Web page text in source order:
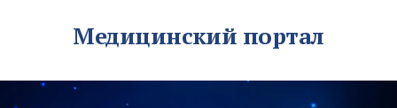
Медицинский портал